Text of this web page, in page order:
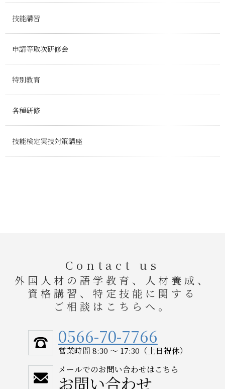
技能講習
申請等取次研修会
特別教育
各種研修
技能検定実技対策講座
Contact us
外国人材の語学教育、人材養成、
資格講習、特定技能に関する
ご相談はこちらへ。
0566-70-7766
営業時間 8:30 ～ 17:30（土日祝休）
メールでのお問い合わせはこちら
お問い合わせ